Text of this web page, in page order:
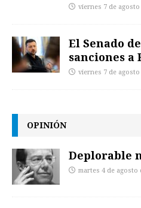
viernes 7 de agosto
El Senado
sanciones a
viernes 7 de agosto
OPINIÓN
Deplorable
martes 4 de agosto